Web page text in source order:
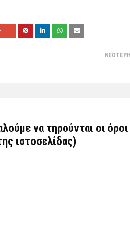
ΝΕΌΤΕΡΗ
να τηρούνται οι όροι
ιστοσελίδας)